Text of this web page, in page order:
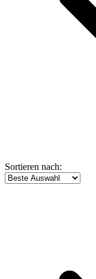
Sortieren nach: